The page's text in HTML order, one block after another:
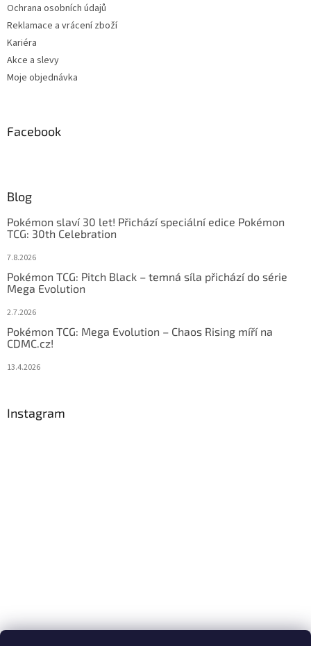
Ochrana osobních údajů
Reklamace a vrácení zboží
Kariéra
Akce a slevy
Moje objednávka
Facebook
Blog
Pokémon slaví 30 let! Přichází speciální edice Pokémon
TCG: 30th Celebration
7.8.2026
Pokémon TCG: Pitch Black – temná síla přichází do série
Mega Evolution
2.7.2026
Pokémon TCG: Mega Evolution – Chaos Rising míří na
CDMC.cz!
13.4.2026
Instagram